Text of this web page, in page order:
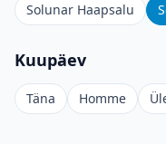
Solunar Haapsalu
Kuupäev
Täna Homme